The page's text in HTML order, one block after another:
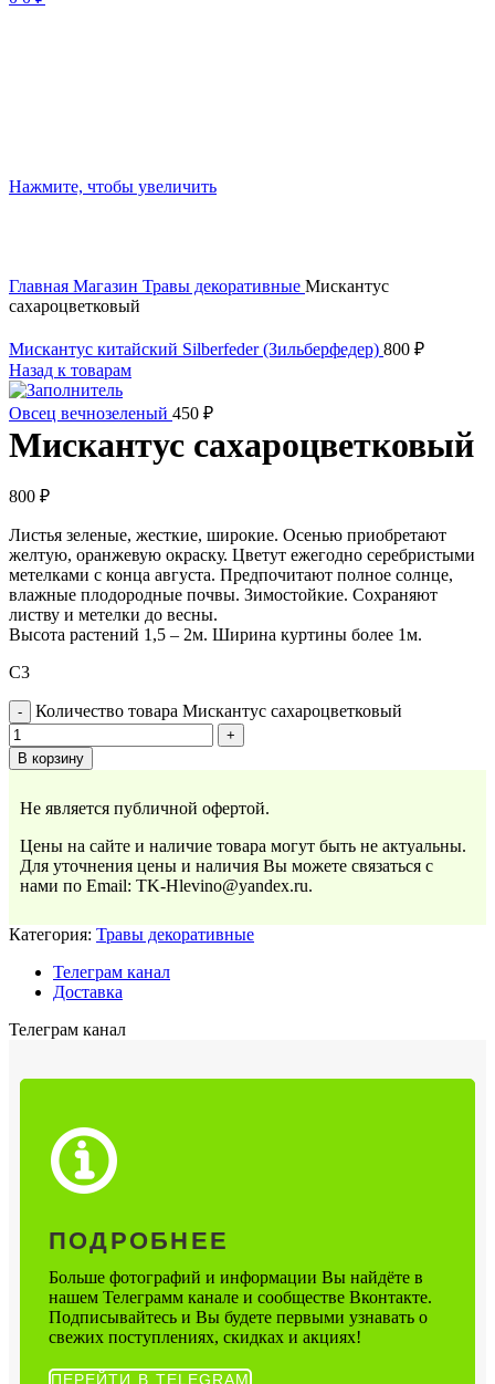
Нажмите, чтобы увеличить
Главная Магазин Травы декоративные Мискантус
сахароцветковый
Мискантус китайский Silberfeder (Зильберфедер) 800 ₽
Назад к товарам
Овсец вечнозеленый 450 ₽
Мискантус сахароцветковый
800 ₽
Листья зеленые, жесткие, широкие. Осенью приобретают
желтую, оранжевую окраску. Цветут ежегодно серебристыми
метелками с конца августа. Предпочитают полное солнце,
влажные плодородные почвы. Зимостойкие. Сохраняют
листву и метелки до весны.
Высота растений 1,5 – 2м. Ширина куртины более 1м.
С3
Количество товара Мискантус сахароцветковый
В корзину
Не является публичной офертой.
Цены на сайте и наличие товара могут быть не актуальны.
Для уточнения цены и наличия Вы можете связаться с
нами по Email: TK-Hlevino@yandex.ru.
Категория: Травы декоративные
Телеграм канал
Доставка
Телеграм канал
ПОДРОБНЕЕ
Больше фотографий и информации Вы найдёте в
нашем Телеграмм канале и сообществе Вконтакте.
Подписывайтесь и Вы будете первыми узнавать о
свежих поступлениях, скидках и акциях!
ПЕРЕЙТИ В TELEGRAM